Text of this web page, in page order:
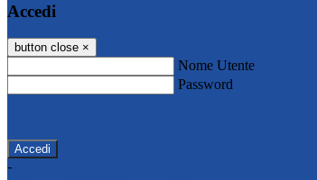
Accedi
button close ×
Nome Utente
Password
-